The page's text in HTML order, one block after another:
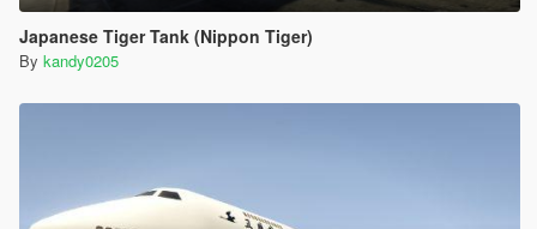
Japanese Tiger Tank (Nippon Tiger)
By kandy0205